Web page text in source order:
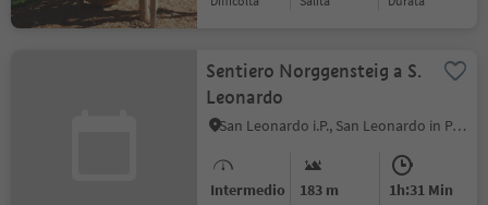
Sentiero Norggensteig a S.
Leonardo
San Leonardo i.P., San Leonardo in Passiria, Merano e dintorni
Intermedio 183 m 1h:31 Min